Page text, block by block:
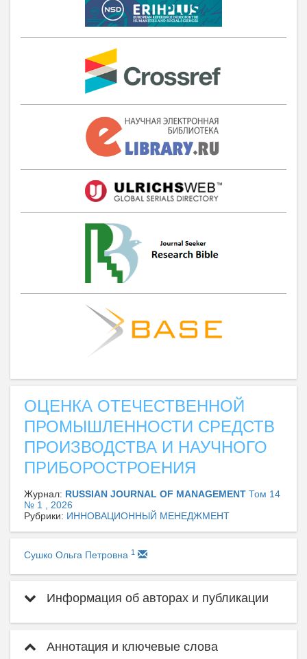
ОЦЕНКА ОТЕЧЕСТВЕННОЙ
ПРОМЫШЛЕННОСТИ СРЕДСТВ
ПРОИЗВОДСТВА И НАУЧНОГО
ПРИБОРОСТРОЕНИЯ
Журнал: RUSSIAN JOURNAL OF MANAGEMENT Том 14
№ 1 , 2026
Рубрики: ИННОВАЦИОННЫЙ МЕНЕДЖМЕНТ
Сушко Ольга Петровна 1
Информация об авторах и публикации
Аннотация и ключевые слова